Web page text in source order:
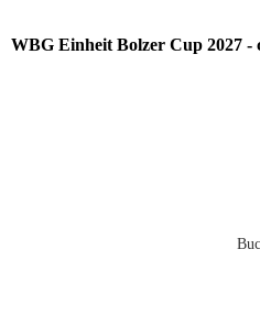
WBG Einheit Bolzer Cup 2027 -